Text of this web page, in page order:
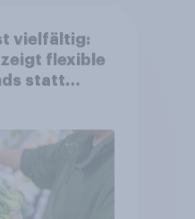
vielfältig:
flexible
statt